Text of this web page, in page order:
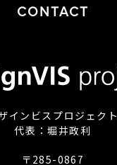
CONTACT
インビスプロジェクト
代表：堀井政利
〒285-0867